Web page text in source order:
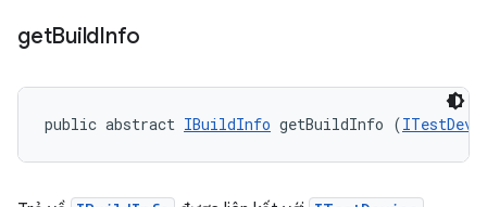
getBuildInfo
public abstract IBuildInfo getBuildInfo (